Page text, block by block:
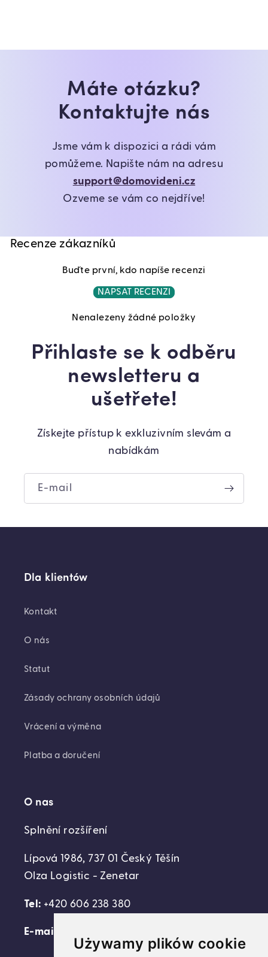
Używamy plików cookie
Máte otázku?
Kontaktujte nás
Jsme vám k dispozici a rádi vám
pomůžeme. Napište nám na adresu
support@domovideni.cz
Ozveme se vám co nejdříve!
Recenze zákazníků
Buďte první, kdo napíše recenzi
NAPSAT RECENZI
Nenalezeny žádné položky
Přihlaste se k odběru
newsletteru a
ušetřete!
Získejte přístup k exkluzivním slevám a
nabídkám
E-mail
Dla klientów
Kontakt
O nás
Statut
Zásady ochrany osobních údajů
Vrácení a výměna
Platba a doručení
O nas
Splnění rozšíření
Lípová 1986, 737 01 Český Těšín
Olza Logistic - Zenetar
Tel: +420 606 238 380
E-mail: